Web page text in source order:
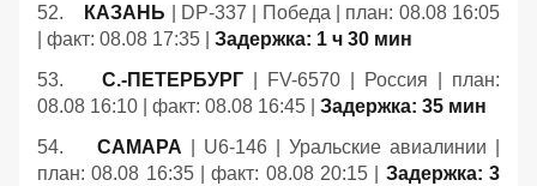
52.
КАЗАНЬ | DP-337 | Победа | план: 08.08 16:05
| факт: 08.08 17:35 | Задержка: 1 ч 30 мин
53. С.-ПЕТЕРБУРГ | FV-6570 | Россия | план:
08.08 16:10 | факт: 08.08 16:45 | Задержка: 35 мин
54. САМАРА | U6-146 | Уральские авиалинии |
план: 08.08 16:35 | факт: 08.08 20:15 | Задержка: 3